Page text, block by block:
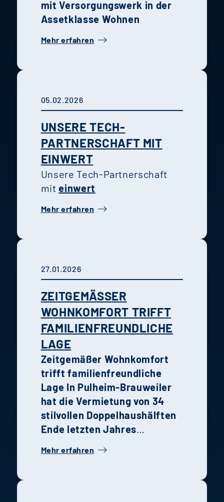
mit Versorgungswerk in der
Assetklasse Wohnen
Mehr erfahren
05.02.2026
UNSERE TECH-
PARTNERSCHAFT MIT
EINWERT
Unsere Tech-Partnerschaft
miteinwert
Mehr erfahren
27.01.2026
ZEITGEMÄSSER W
OHNKOMFORT TRIFFT F
AMILIENFREUNDLICHE L
AGE
Zeitgemäßer Wohnkomfort
trifft familienfreundliche
Lage In Pulheim-Brauweiler
hat die Vermietung von 34
stilvollen Doppelhaushälften
Ende letzten Jahres
aus moderner Architektur,
Mehr erfahren